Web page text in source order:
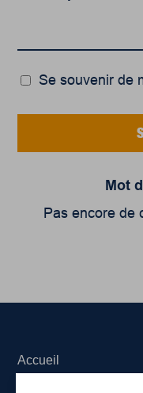
Se souvenir de
Mot
Pas encore de
Accueil